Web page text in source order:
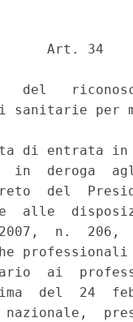
Art. 34
del
sanitarie per
di entrata
in  deroga
del
e  alle
2007,  n.
ai
del  24